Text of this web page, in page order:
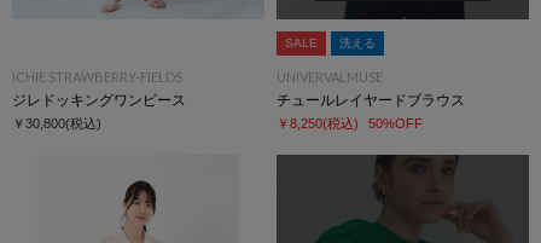
ICHIE STRAWBERRY-FIELDS
ジレドッキングワンピース
￥30,800(税込)
SALE 洗える
UNIVERVALMUSE
チュールレイヤードブラウス
￥8,250(税込) 50%OFF